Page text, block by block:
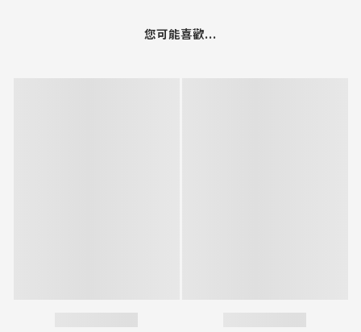
您可能喜歡...